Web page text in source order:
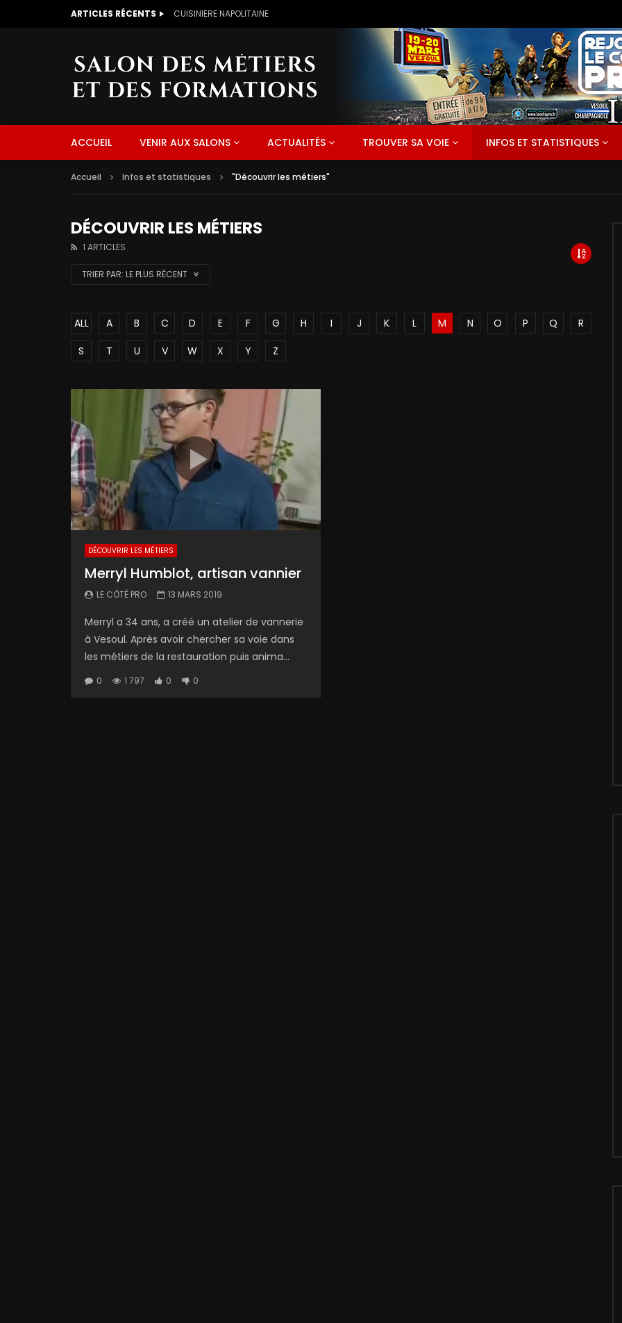
ARTICLES RÉCENTS CUISINIERE NAPOLITAINE
ACCUEIL VENIR AUX SALONS ACTUALITÉS TROUVER SA VOIE INFOS ET STATISTIQUES
Accueil Infos et statistiques "Découvrir les métiers"
DÉCOUVRIR LES MÉTIERS
1 ARTICLES
TRIER PAR: LE PLUS RÉCENT
ALL A B C D E F G H I J K L M N O P Q
R
S
T U V W X Y Z
DÉCOUVRIR LES MÉTIERS
Merryl Humblot, artisan vannier
LE CÔTÉ PRO 13 MARS 2019
Merryl a 34 ans, a créé un atelier de vannerie
à Vesoul. Après avoir chercher sa voie dans
les métiers de la restauration puis anima...
0 1 797 0 0